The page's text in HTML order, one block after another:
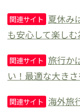
関連サイト 夏休み
も安心して楽し
関連サイト 旅行か
い！最適な大き
関連サイト 海外旅